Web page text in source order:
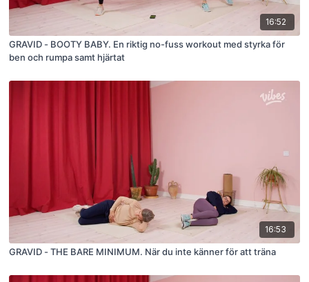
16:52
GRAVID - BOOTY BABY. En riktig no-fuss workout med styrka för
ben och rumpa samt hjärtat
16:53
GRAVID - THE BARE MINIMUM. När du inte känner för att träna